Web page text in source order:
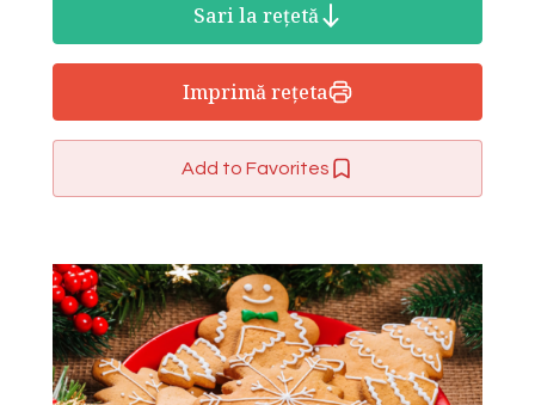
Sari la rețetă
Imprimă rețeta
Add to Favorites